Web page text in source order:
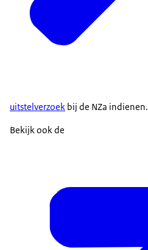
uitstelverzoek bij de NZa indienen.
Bekijk ook de